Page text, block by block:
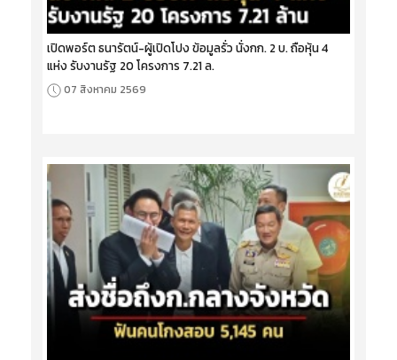
เปิดพอร์ต ธนารัตน์-ผู้เปิดโปง ข้อมูลรั่ว นั่งกก. 2 บ. ถือหุ้น 4
แห่ง รับงานรัฐ 20 โครงการ 7.21 ล.
07 สิงหาคม 2569